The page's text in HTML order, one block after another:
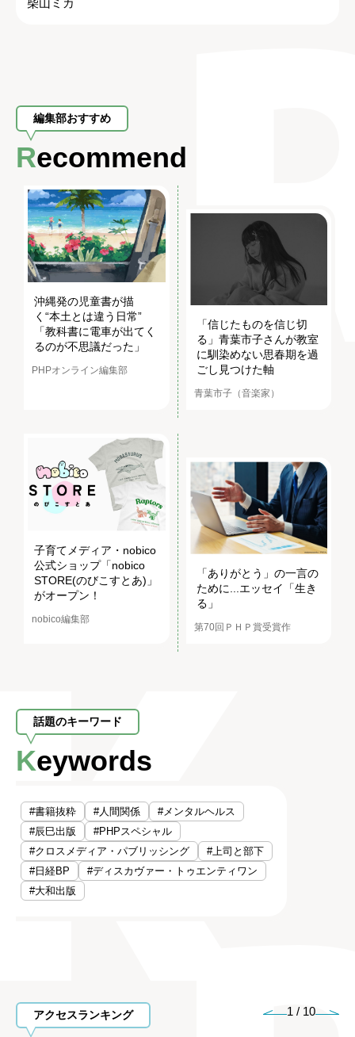
編集部おすすめ
Recommend
沖縄発の児童書が描
く“本土とは違う日常”
「教科書に電車が出てく
るのが不思議だった」
PHPオンライン編集部
「信じたものを信じ切
る」青葉市子さんが教室
に馴染めない思春期を過
ごし見つけた軸
青葉市子（音楽家）
子育てメディア・nobico
公式ショップ「nobico
STORE(のびこすとあ)」
がオープン！
nobico編集部
「ありがとう」の一言の
ために...エッセイ「生き
る」
第70回ＰＨＰ賞受賞作
話題のキーワード
Keywords
#書籍抜粋 #人間関係
#メンタルヘルス
#辰巳出版
#PHPスペシャル
#クロスメディア・パブリッシング
#上司と部下
#日経BP
#ディスカヴァー・トゥエンティワン
#大和出版
アクセスランキング 1 / 10